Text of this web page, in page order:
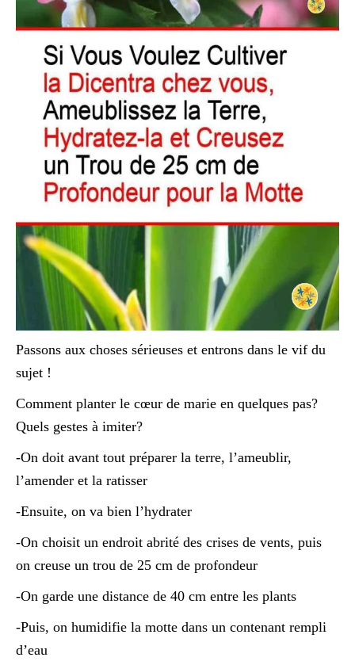
Passons aux choses sérieuses et entrons dans le vif du
sujet !
Comment planter le cœur de marie en quelques pas?
Quels gestes à imiter?
-On doit avant tout préparer la terre, l’ameublir,
l’amender et la ratisser
-Ensuite, on va bien l’hydrater
-On choisit un endroit abrité des crises de vents, puis
on creuse un trou de 25 cm de profondeur
-On garde une distance de 40 cm entre les plants
-Puis, on humidifie la motte dans un contenant rempli
d’eau